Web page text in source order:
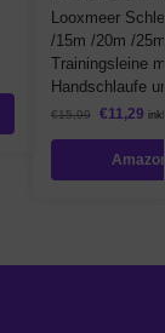
Looxmeer
/15m /20m /
Trainingsleine
Handschlaufe
€15,99 €11,29